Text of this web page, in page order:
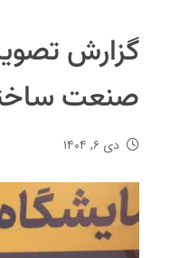
گزارش
صنعت
دی ۶, ۱۴۰۴